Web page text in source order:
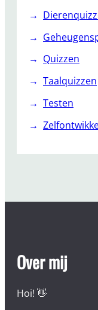
Quizzen
Taalquizzen
Testen
Over mij
Hoi! 👋